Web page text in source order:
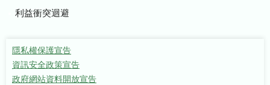
利益衝突迴避
隱私權保護宣告
資訊安全政策宣告
政府網站資料開放宣告